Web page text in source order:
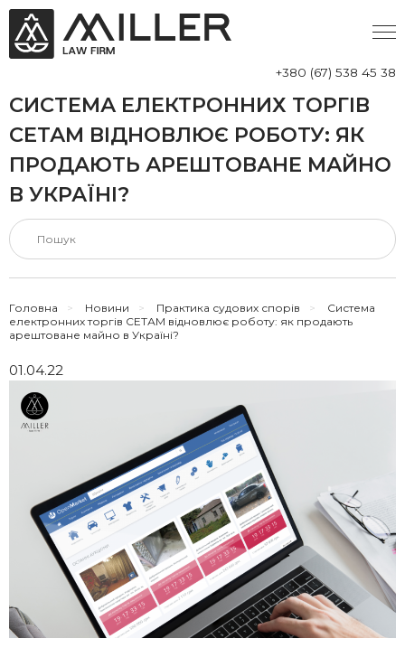
+380 (67) 538 45 38
СИСТЕМА ЕЛЕКТРОННИХ ТОРГІВ
СЕТАМ ВІДНОВЛЮЄ РОБОТУ: ЯК
ПРОДАЮТЬ АРЕШТОВАНЕ МАЙНО
В УКРАЇНІ?
Головна > Новини > Практика судових спорів >
Система
електронних торгів СЕТАМ відновлює роботу: як продають
арештоване майно в Україні?
01.04.22